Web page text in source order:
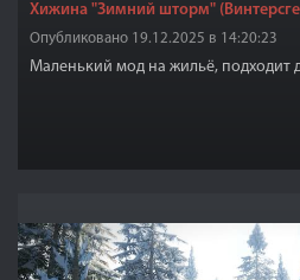
Хижина "Зимний шторм"
Опубликовано 19.12.2025 в 14:20:23
Маленький мод на жильё, подходит